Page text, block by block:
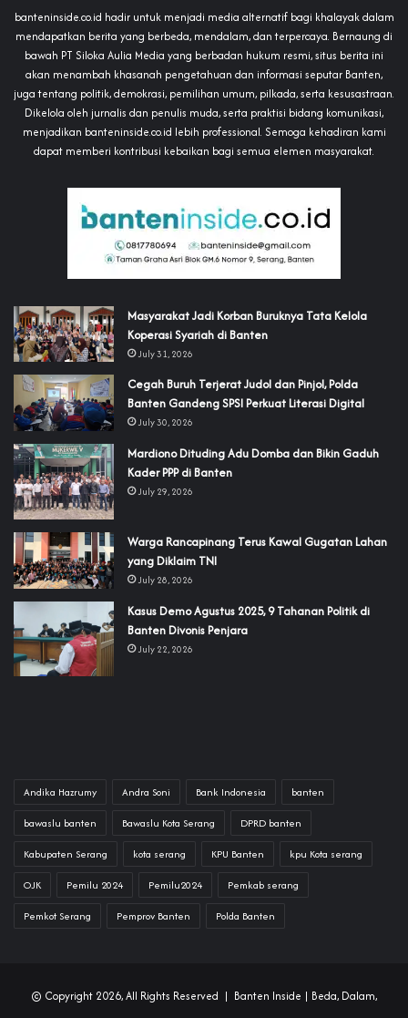
banteninside.co.id hadir untuk menjadi media alternatif bagi khalayak dalam
mendapatkan berita yang berbeda, mendalam, dan terpercaya. Bernaung di
bawah PT Siloka Aulia Media yang berbadan hukum resmi, situs berita ini
akan menambah khasanah pengetahuan dan informasi seputar Banten,
juga tentang politik, demokrasi, pemilihan umum, pilkada, serta kesusastraan.
Dikelola oleh jurnalis dan penulis muda, serta praktisi bidang komunikasi,
menjadikan banteninside.co.id lebih professional. Semoga kehadiran kami
dapat memberi kontribusi kebaikan bagi semua elemen masyarakat.
‎Masyarakat Jadi Korban Buruknya Tata Kelola
Koperasi Syariah di Banten
July 31, 2026
Cegah Buruh Terjerat Judol dan Pinjol, Polda
Banten Gandeng SPSI Perkuat Literasi Digital
July 30, 2026
‎Mardiono Dituding Adu Domba dan Bikin Gaduh
Kader PPP di Banten
July 29, 2026
‎Warga Rancapinang Terus Kawal Gugatan Lahan
yang Diklaim TNI‎‎
July 28, 2026
‎Kasus Demo Agustus 2025, 9 Tahanan Politik di
Banten Divonis Penjara
July 22, 2026
Andika Hazrumy Andra Soni Bank Indonesia banten
bawaslu banten Bawaslu Kota Serang DPRD banten
Kabupaten Serang kota serang KPU Banten kpu Kota serang
OJK Pemilu 2024 Pemilu2024 Pemkab serang
Pemkot Serang Pemprov Banten Polda Banten
© Copyright 2026, All Rights Reserved | Banten Inside | Beda, Dalam,